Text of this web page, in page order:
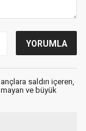
saldırı içeren,
ve büyük